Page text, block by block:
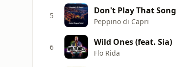
5 Don't Play That Song
Peppino di Capri
6 Wild Ones (feat. Sia)
Flo Rida